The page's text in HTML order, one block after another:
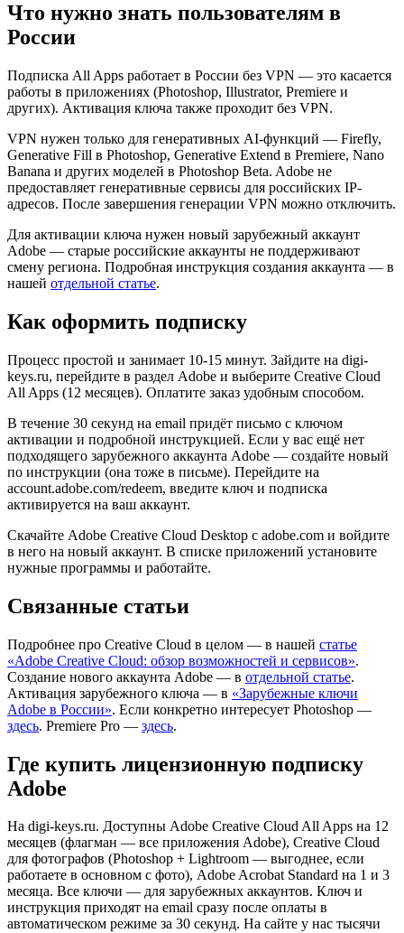
Что нужно знать пользователям в
России
Подписка All Apps работает в России без VPN — это касается
работы в приложениях (Photoshop, Illustrator, Premiere и
других). Активация ключа также проходит без VPN.
VPN нужен только для генеративных AI-функций — Firefly,
Generative Fill в Photoshop, Generative Extend в Premiere, Nano
Banana и других моделей в Photoshop Beta. Adobe не
предоставляет генеративные сервисы для российских IP-
адресов. После завершения генерации VPN можно отключить.
Для активации ключа нужен новый зарубежный аккаунт
Adobe — старые российские аккаунты не поддерживают
смену региона. Подробная инструкция создания аккаунта — в
нашей отдельной статье.
Как оформить подписку
Процесс простой и занимает 10-15 минут. Зайдите на digi-
keys.ru, перейдите в раздел Adobe и выберите Creative Cloud
All Apps (12 месяцев). Оплатите заказ удобным способом.
В течение 30 секунд на email придёт письмо с ключом
активации и подробной инструкцией. Если у вас ещё нет
подходящего зарубежного аккаунта Adobe — создайте новый
по инструкции (она тоже в письме). Перейдите на
account.adobe.com/redeem, введите ключ и подписка
активируется на ваш аккаунт.
Скачайте Adobe Creative Cloud Desktop с adobe.com и войдите
в него на новый аккаунт. В списке приложений установите
нужные программы и работайте.
Связанные статьи
Подробнее про Creative Cloud в целом — в нашей статье
«Adobe Creative Cloud: обзор возможностей и сервисов».
Создание нового аккаунта Adobe — в отдельной статье.
Активация зарубежного ключа — в «Зарубежные ключи
Adobe в России». Если конкретно интересует Photoshop —
здесь. Premiere Pro — здесь.
Где купить лицензионную подписку
Adobe
На digi-keys.ru. Доступны Adobe Creative Cloud All Apps на 12
месяцев (флагман — все приложения Adobe), Creative Cloud
для фотографов (Photoshop + Lightroom — выгоднее, если
работаете в основном с фото), Adobe Acrobat Standard на 1 и 3
месяца. Все ключи — для зарубежных аккаунтов. Ключ и
инструкция приходят на email сразу после оплаты в
автоматическом режиме за 30 секунд. На сайте у нас тысячи